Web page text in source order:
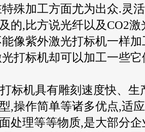
殊加工方面尤为出众.灵
的,比方说光纤以及CO2
像紫外激光打标机一样
打标机却可以加工一些
机具有雕刻速度快、生
,操作简单等诸多优点,适
处理等等物质,是大部分